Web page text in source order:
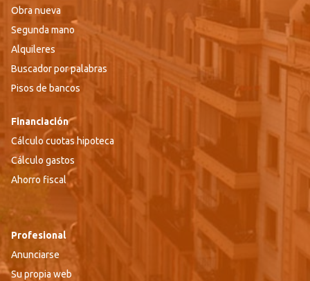
Obra nueva
Segunda mano
Alquileres
Buscador por palabras
Pisos de bancos
Financiación
Cálculo cuotas hipoteca
Cálculo gastos
Ahorro fiscal
Profesional
Anunciarse
Su propia web